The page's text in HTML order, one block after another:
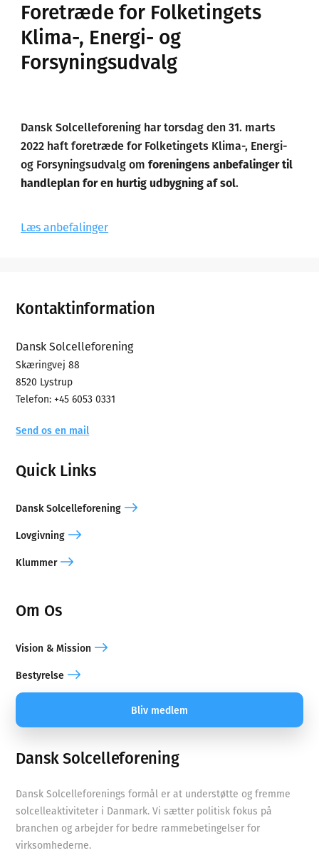
Foretræde for Folketingets
Klima-, Energi- og
Forsyningsudvalg
Dansk Solcelleforening har torsdag den 31. marts
2022 haft foretræde for Folketingets Klima-, Energi-
og Forsyningsudvalg omforeningens anbefalinger til
handleplan for en hurtig udbygning af sol.
Læs anbefalinger
Footer
Kontaktinformation
Dansk Solcelleforening
Skæringvej 88
8520 Lystrup
Telefon: +45 6053 0331
Send os en mail
Quick Links
Dansk Solcelleforening
Lovgivning
Klummer
Om Os
Vision & Mission
Bestyrelse
Bliv medlem
Dansk Solcelleforening
Dansk Solcelleforenings formål er at understøtte og fremme
solcelleaktiviteter i Danmark. Vi sætter politisk fokus på
branchen og arbejder for bedre rammebetingelser for
virksomhederne.